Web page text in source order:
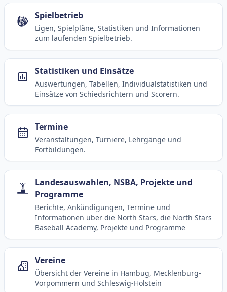
Spielbetrieb
Ligen, Spielpläne, Statistiken und Informationen
zum laufenden Spielbetrieb.
Statistiken und Einsätze
Auswertungen, Tabellen, Individualstatistiken und
Einsätze von Schiedsrichtern und Scorern.
Termine
Veranstaltungen, Turniere, Lehrgänge und
Fortbildungen.
Landesauswahlen, NSBA, Projekte und
Programme
Berichte, Ankündigungen, Termine und
Informationen über die North Stars, die North Stars
Baseball Academy, Projekte und Programme
Vereine
Übersicht der Vereine in Hambug, Mecklenburg-
Vorpommern und Schleswig-Holstein